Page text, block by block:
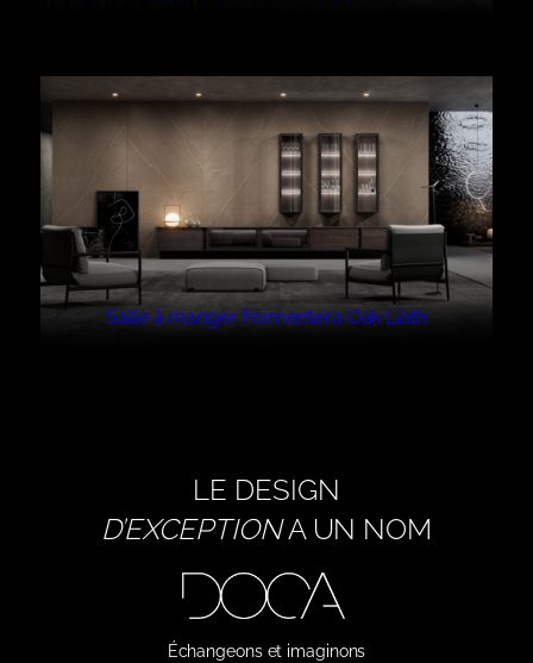
Salle à manger Formentera Oak Liath
LE DESIGN
D’EXCEPTIONA UN NOM
Échangeons et imaginons